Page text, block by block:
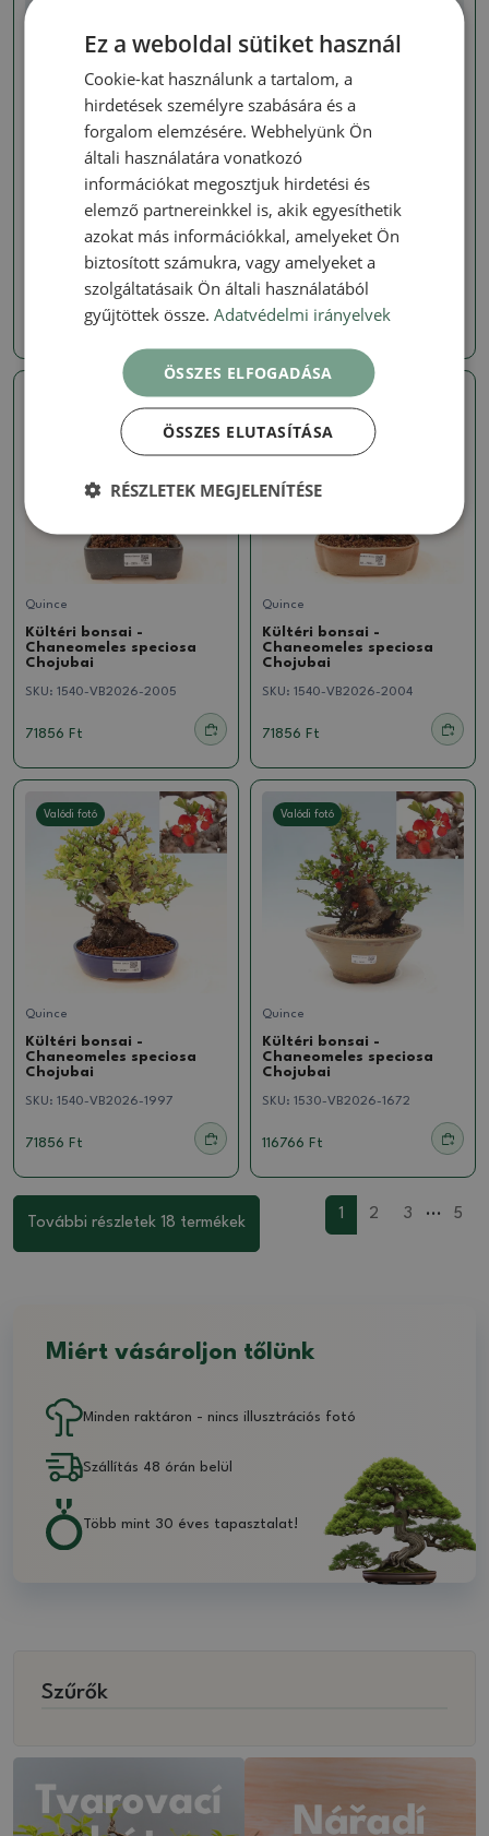
Szűrők
Chaneomeles speciosa
Chojubai
1540-VB2026-2001
Kültéri bonsai -
Chaneomeles speciosa
Chojubai
SKU: 1540-VB2026-1998
71856 Ft
Quince
Kültéri bonsai -
Chaneomeles speciosa
Chojubai
SKU: 1540-VB2026-2005
71856 Ft
Valódi fotó
Quince
Kültéri bonsai -
Chaneomeles speciosa
Chojubai
SKU: 1540-VB2026-2004
71856 Ft
Valódi fotó
Quince
Kültéri bonsai -
Chaneomeles speciosa
Chojubai
SKU: 1540-VB2026-1997
71856 Ft
Valódi fotó
Quince
Kültéri bonsai -
Chaneomeles speciosa
Chojubai
SKU: 1530-VB2026-1672
116766 Ft
További részletek 18 termékek
1 2 3 ... 5
Miért vásároljon tőlünk
Minden raktáron - nincs illusztrációs fotó
Szállítás 48 órán belül
Több mint 30 éves tapasztalat!
Ez a weboldal sütiket használ
Cookie-kat használunk a tartalom, a
hirdetések személyre szabására és a
forgalom elemzésére. Webhelyünk Ön
általi használatára vonatkozó
információkat megosztjuk hirdetési és
elemző partnereinkkel is, akik egyesíthetik
azokat más információkkal, amelyeket Ön
biztosított számukra, vagy amelyeket a
szolgáltatásaik Ön általi használatából
gyűjtöttek össze.Adatvédelmi irányelvek
ÖSSZES ELFOGADÁSA
ÖSSZES ELUTASÍTÁSA
RÉSZLETEK MEGJELENÍTÉSE